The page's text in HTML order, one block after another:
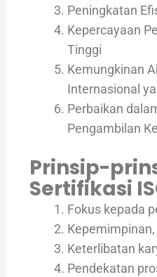
Peningkatan
Kepercayaan
Tinggi
Kemungkinan
Internasional
Perbaikan
Pengambilan
Prinsip-
Sertifikasi
Fokus kepada
Kepemimpinan,
Keterlibatan
Pendekatan